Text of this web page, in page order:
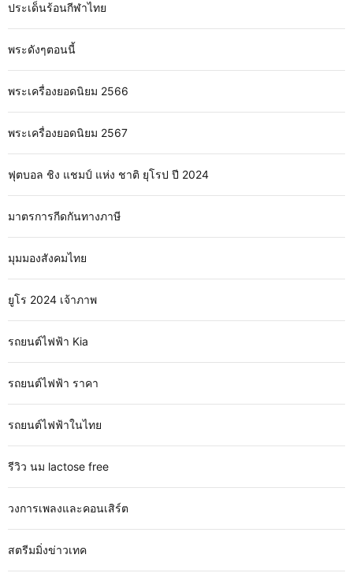
ประเด็นร้อนกีฬาไทย
พระดังๆตอนนี้
พระเครื่องยอดนิยม 2566
พระเครื่องยอดนิยม 2567
ฟุตบอล ชิง แชมป์ แห่ง ชาติ ยุโรป ปี 2024
มาตรการกีดกันทางภาษี
มุมมองสังคมไทย
ยูโร 2024 เจ้าภาพ
รถยนต์ไฟฟ้า Kia
รถยนต์ไฟฟ้า ราคา
รถยนต์ไฟฟ้าในไทย
รีวิว นม lactose free
วงการเพลงและคอนเสิร์ต
สตรีมมิ่งข่าวเทค